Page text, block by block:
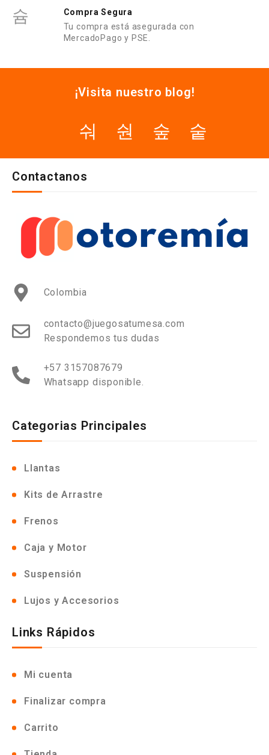
Compra Segura
Tu compra está asegurada con
MercadoPago y PSE.
¡Visita nuestro blog!
Contactanos
Colombia
contacto@juegosatumesa.com
Respondemos tus dudas
+57 3157087679
Whatsapp disponible.
Categorias Principales
Llantas
Kits de Arrastre
Frenos
Caja y Motor
Suspensión
Lujos y Accesorios
Links Rápidos
Mi cuenta
Finalizar compra
Carrito